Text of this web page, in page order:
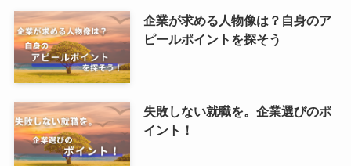
企業が求める人物像は？自身のア
ピールポイントを探そう
失敗しない就職を。企業選びのポ
イント！